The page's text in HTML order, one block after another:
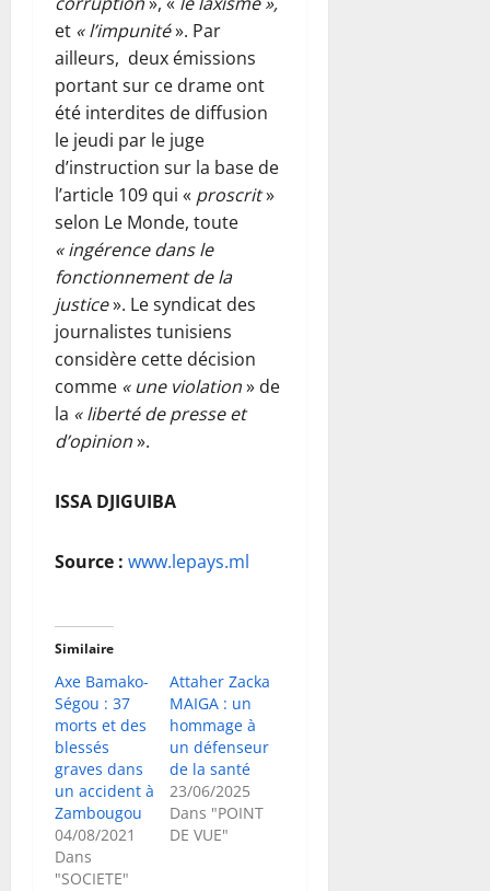
et « l’impunité». Par
ailleurs, deux émissions
portant sur ce drame ont
été interdites de diffusion
le jeudi par le juge
d’instruction sur la base de
l’article 109 qui « proscrit»
selon Le Monde, toute
« ingérence dans le
fonctionnement de la
justice». Le syndicat des
journalistes tunisiens
considère cette décision
comme « une violation» de
la « liberté de presse et
d’opinion».
ISSA DJIGUIBA
Source : www.lepays.ml
Similaire
Axe Bamako-
Ségou : 37
morts et des
blessés
graves dans
un accident à
Zambougou
04/08/2021
Dans
"SOCIETE"
Attaher Zacka
MAIGA : un
hommage à
un défenseur
de la santé
23/06/2025
Dans "POINT
DE VUE"